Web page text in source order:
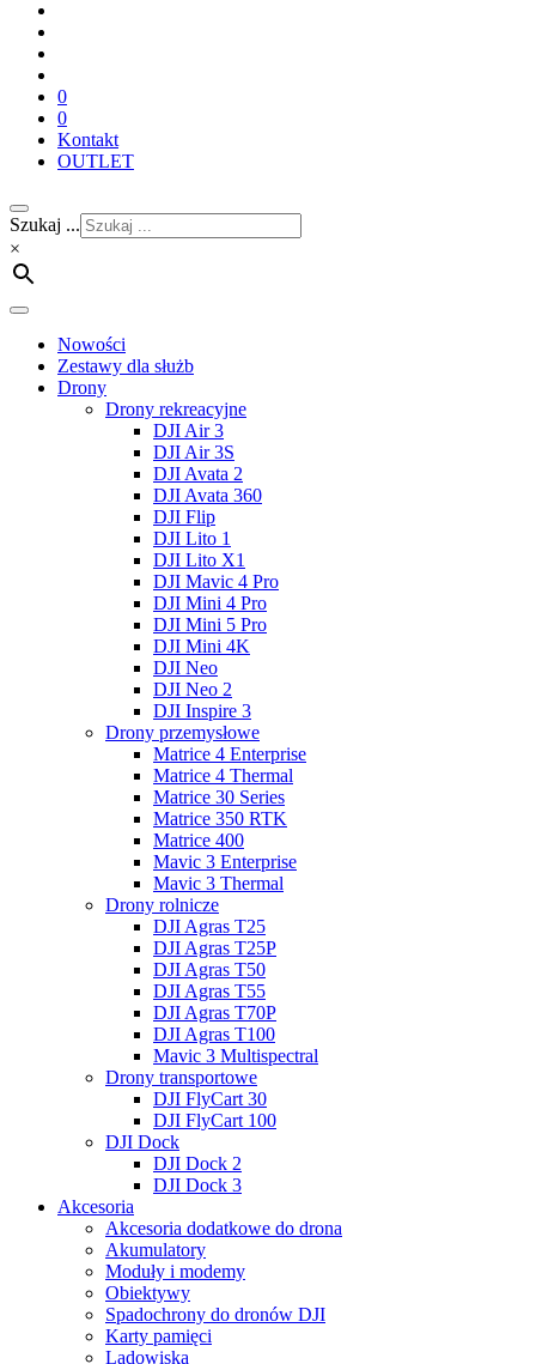
0
0
Kontakt
OUTLET
Szukaj ...
×
Nowości
Zestawy dla służb
Drony
Drony rekreacyjne
DJI Air 3
DJI Air 3S
DJI Avata 2
DJI Avata 360
DJI Flip
DJI Lito 1
DJI Lito X1
DJI Mavic 4 Pro
DJI Mini 4 Pro
DJI Mini 5 Pro
DJI Mini 4K
DJI Neo
DJI Neo 2
DJI Inspire 3
Drony przemysłowe
Matrice 4 Enterprise
Matrice 4 Thermal
Matrice 30 Series
Matrice 350 RTK
Matrice 400
Mavic 3 Enterprise
Mavic 3 Thermal
Drony rolnicze
DJI Agras T25
DJI Agras T25P
DJI Agras T50
DJI Agras T55
DJI Agras T70P
DJI Agras T100
Mavic 3 Multispectral
Drony transportowe
DJI FlyCart 30
DJI FlyCart 100
DJI Dock
DJI Dock 2
DJI Dock 3
Akcesoria
Akcesoria dodatkowe do drona
Akumulatory
Moduły i modemy
Obiektywy
Spadochrony do dronów DJI
Karty pamięci
Lądowiska